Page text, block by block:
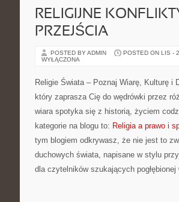
RELIGIJNE
PRZEJŚCIA
POSTED BY ADMIN POSTED ON LIS -
WYŁĄCZONA
Religie Świata – Poznaj Wiarę, Kulturę i
który zaprasza Cię do wędrówki przez
wiara spotyka się z historią, życiem
kategorie na blogu to: Religia a prawo i
tym blogiem odkrywasz, że nie jest to
duchowych świata, napisane w stylu
dla czytelników szukających pogłębionej